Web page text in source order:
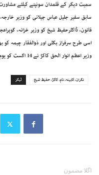
سمیت دیگر کے قلمدان سونپنے کیلئے
سابق سفیر جلیل عباس جیلانی کو وزیر
قانون، ڈاکٹرحفیظ شیخ کو وزیر خزانہ،
اسی طرح سرفراز بگٹی اور ذوالفقار چیمہ کو
وزیر اعظم انوار الحق کاکڑ نے 14 اگست کو یوم آزادی پر نگران وزیراعظم کے عہدے کا حلف اٹھا لیا۔
ٹیگز نگران، کابینہ، نام، کاکڑ، حفیظ شیخ
اگلا مضمون